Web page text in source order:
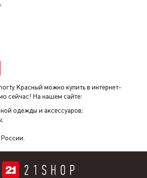
Красный можно купить в интернет-
сейчас! На нашем сайте:
одежды и аксессуаров;
России.